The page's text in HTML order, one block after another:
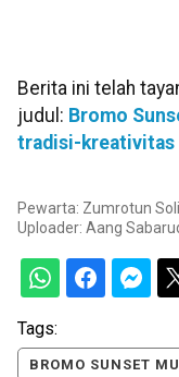
Berita ini telah
judul: Bromo
tradisi-kreativitas
Pewarta: Zumrotun
Uploader: Aang
Tags:
BROMO SUNSET